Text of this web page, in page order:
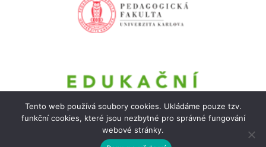
Tento web používá soubory cookies. Ukládáme pouze tzv.
funkční cookies, které jsou nezbytné pro správné fungování
webové stránky.